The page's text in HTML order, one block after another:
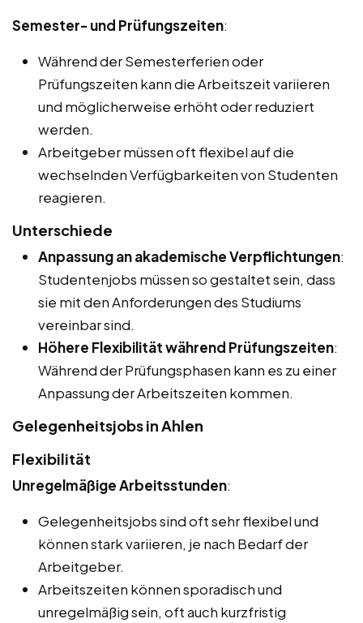
Semester- und Prüfungszeiten:
Während der Semesterferien oder
Prüfungszeiten kann die Arbeitszeit variieren
und möglicherweise erhöht oder reduziert
werden.
Arbeitgeber müssen oft flexibel auf die
wechselnden Verfügbarkeiten von Studenten
reagieren.
Unterschiede
Anpassung an akademische Verpflichtungen:
Studentenjobs müssen so gestaltet sein, dass
sie mit den Anforderungen des Studiums
vereinbar sind.
Höhere Flexibilität während Prüfungszeiten:
Während der Prüfungsphasen kann es zu einer
Anpassung der Arbeitszeiten kommen.
Gelegenheitsjobs in Ahlen
Flexibilität
Unregelmäßige Arbeitsstunden:
Gelegenheitsjobs sind oft sehr flexibel und
können stark variieren, je nach Bedarf der
Arbeitgeber.
Arbeitszeiten können sporadisch und
unregelmäßig sein, oft auch kurzfristig